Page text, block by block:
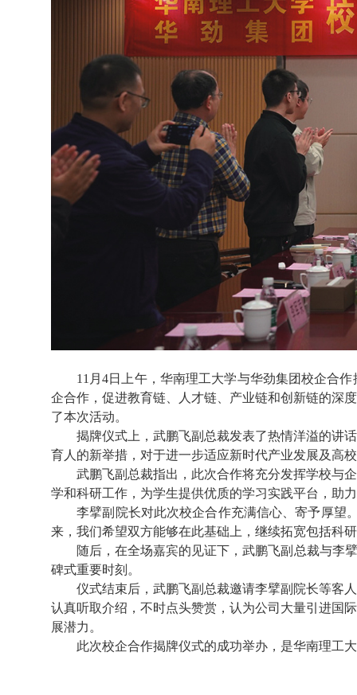
11月4日上午，华南理工大学与华劲集团校企合作
企合作，促进教育链、人才链、产业链和创新链的深
了本次活动。
揭牌仪式上，武鹏飞副总裁发表了热情洋溢的讲话
育人的新举措，对于进一步适应新时代产业发展及高
武鹏飞副总裁指出，此次合作将充分发挥学校与企
学和科研工作，为学生提供优质的学习实践平台，助
李擘副院长对此次校企合作充满信心、寄予厚望
来，我们希望双方能够在此基础上，继续拓宽包括科
随后，在全场嘉宾的见证下，武鹏飞副总裁与李
碑式重要时刻。
仪式结束后，武鹏飞副总裁邀请李擘副院长等客人
认真听取介绍，不时点头赞赏，认为公司大量引进国
展潜力。
此次校企合作揭牌仪式的成功举办，是华南理工